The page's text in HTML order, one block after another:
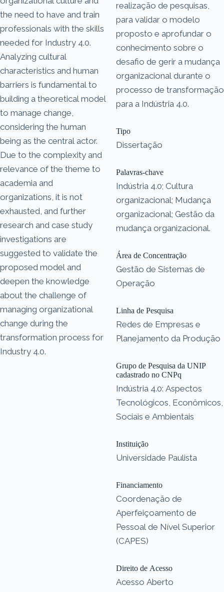
the need to have and train
professionals with the skills
needed for Industry 4.0.
Analyzing cultural
characteristics and human
barriers is fundamental to
building a theoretical model
to manage change,
considering the human
being as the central actor.
Due to the complexity and
relevance of the theme to
academia and
organizations, it is not
exhausted, and further
research and case study
investigations are
suggested to validate the
proposed model and
deepen the knowledge
about the challenge of
managing organizational
change during the
transformation process for
Industry 4.0.
realização de pesquisas,
para validar o modelo
proposto e aprofundar o
conhecimento sobre o
desafio de gerir a mudança
organizacional durante o
processo de transformação
para a Indústria 4.0.
Tipo
Dissertação
Palavras-chave
Indústria 4.0; Cultura
organizacional; Mudança
organizacional; Gestão da
mudança organizacional.
Área de Concentração
Gestão de Sistemas de
Operação
Linha de Pesquisa
Redes de Empresas e
Planejamento da Produção
Grupo de Pesquisa da UNIP
cadastrado no CNPq
Indústria 4.0: Aspectos
Tecnológicos, Econômicos,
Sociais e Ambientais
Instituição
Universidade Paulista
Financiamento
Coordenação de
Aperfeiçoamento de
Pessoal de Nível Superior
(CAPES)
Direito de Acesso
Acesso Aberto